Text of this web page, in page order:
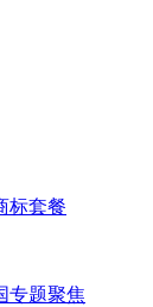
标套餐
专题聚焦